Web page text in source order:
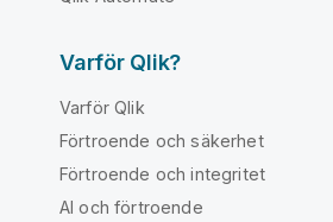
Varför Qlik?
Varför Qlik
Förtroende och säkerhet
Förtroende och integritet
AI och förtroende